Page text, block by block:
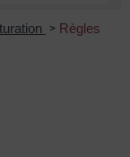
> Règles